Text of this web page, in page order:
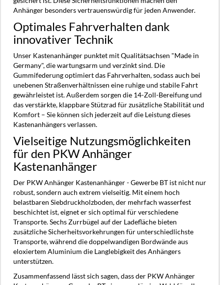
Anhänger besonders vertrauenswürdig für jeden Anwender.
Optimales Fahrverhalten dank
innovativer Technik
Unser Kastenanhänger punktet mit Qualitätsachsen "Made in
Germany", die wartungsarm und verzinkt sind. Die
Gummifederung optimiert das Fahrverhalten, sodass auch bei
unebenen Straßenverhältnissen eine ruhige und stabile Fahrt
gewährleistet ist. Außerdem sorgen die 14-Zoll-Bereifung und
das verstärkte, klappbare Stützrad für zusätzliche Stabilität und
Komfort – Sie können sich jederzeit auf die Leistung dieses
Kastenanhängers verlassen.
Vielseitige Nutzungsmöglichkeiten
für den PKW Anhänger
Kastenanhänger
Der PKW Anhänger Kastenanhänger - Gewerbe BT ist nicht nur
robust, sondern auch extrem vielseitig. Mit einem hoch
belastbaren Siebdruckholzboden, der mehrfach wasserfest
beschichtet ist, eignet er sich optimal für verschiedene
Transporte. Sechs Zurrbügel auf der Ladefläche bieten
zusätzliche Sicherheitsvorkehrungen für unterschiedlichste
Transporte, während die doppelwandigen Bordwände aus
eloxiertem Aluminium die Langlebigkeit des Anhängers
unterstützen.
Zusammenfassend lässt sich sagen, dass der PKW Anhänger